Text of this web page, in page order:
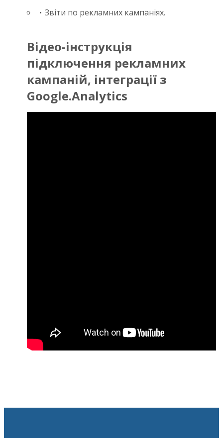
Звіти по рекламних кампаніях.
Відео-інструкція
підключення рекламних
кампаній, інтеграції з
Google.Analytics